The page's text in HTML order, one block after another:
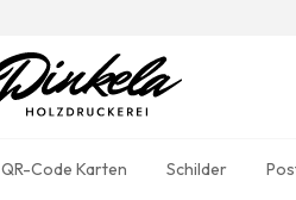
QR-Code Karten Schilder